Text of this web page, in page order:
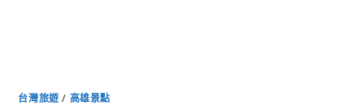
台灣旅遊/ 高雄景點